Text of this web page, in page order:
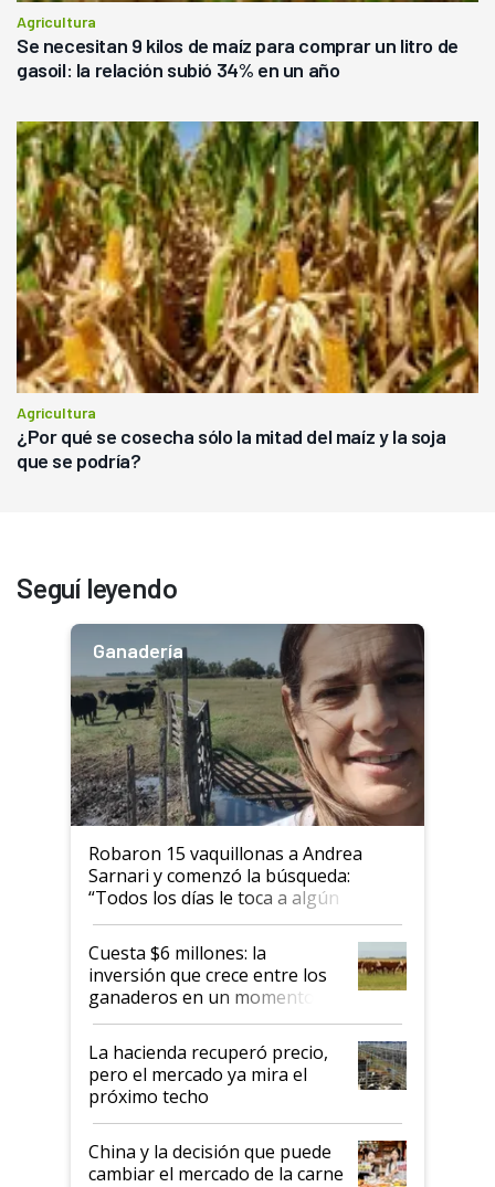
Agricultura
Se necesitan 9 kilos de maíz para comprar un litro de
gasoil: la relación subió 34% en un año
Agricultura
¿Por qué se cosecha sólo la mitad del maíz y la soja
que se podría?
Seguí leyendo
Ganadería
Robaron 15 vaquillonas a Andrea
Sarnari y comenzó la búsqueda:
“Todos los días le toca a algún
productor”
Cuesta $6 millones: la
inversión que crece entre los
ganaderos en un momento
histórico para la actividad
La hacienda recuperó precio,
pero el mercado ya mira el
próximo techo
China y la decisión que puede
cambiar el mercado de la carne